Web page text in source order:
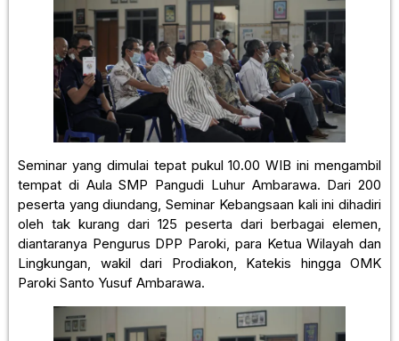
Seminar yang dimulai tepat pukul 10.00 WIB ini mengambil
tempat di Aula SMP Pangudi Luhur Ambarawa. Dari 200
peserta yang diundang, Seminar Kebangsaan kali ini dihadiri
oleh tak kurang dari 125 peserta dari berbagai elemen,
diantaranya Pengurus DPP Paroki, para Ketua Wilayah dan
Lingkungan, wakil dari Prodiakon, Katekis hingga OMK
Paroki Santo Yusuf Ambarawa.